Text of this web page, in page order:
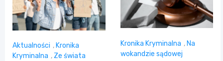
Aktualności , Kronika
Kryminalna , Ze świata
Kronika Kryminalna , Na
wokandzie sądowej